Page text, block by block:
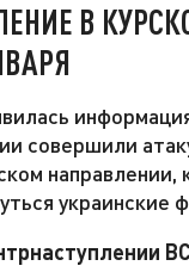
В
совершили
направлении,
украинские